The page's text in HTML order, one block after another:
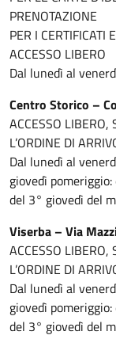
PRENOTAZIONE
PER I CERTIFICATI
ACCESSO LIBERO
Dal lunedì al
Centro Storico –
ACCESSO LIBERO,
L’ORDINE DI
Dal lunedì al
giovedì
del 3° giovedì del
Viserba – Via
ACCESSO LIBERO,
L’ORDINE DI
Dal lunedì al
giovedì
del 3° giovedì del